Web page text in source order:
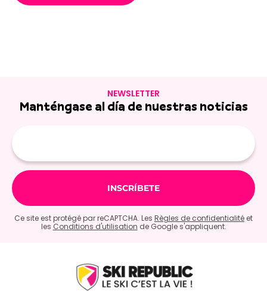
NEWSLETTER
Manténgase al día de nuestras noticias
Ce site est protégé par reCAPTCHA. Les Règles de confidentialité et
les Conditions d'utilisation de Google s'appliquent.